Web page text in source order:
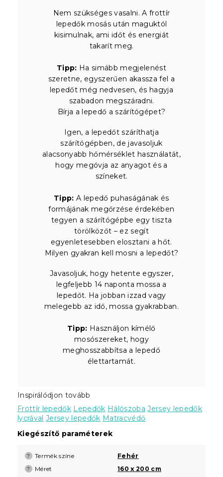
Nem szükséges vasalni. A frottír
lepedők mosás után maguktól
kisimulnak, ami időt és energiát
takarít meg.
Tipp: Ha simább megjelenést
szeretne, egyszerűen akassza fel a
lepedőt még nedvesen, és hagyja
szabadon megszáradni.
Bírja a lepedő a szárítógépet?
Igen, a lepedőt száríthatja
szárítógépben, de javasoljuk
alacsonyabb hőmérséklet használatát,
hogy megóvja az anyagot és a
színeket.
Tipp: A lepedő puhaságának és
formájának megőrzése érdekében
tegyen a szárítógépbe egy tiszta
törölközőt – ez segít
egyenletesebben elosztani a hőt.
Milyen gyakran kell mosni a lepedőt?
Javasoljuk, hogy hetente egyszer,
legfeljebb 14 naponta mossa a
lepedőt. Ha jobban izzad vagy
melegebb az idő, mossa gyakrabban.
Tipp: Használjon kímélő
mosószereket, hogy
meghosszabbítsa a lepedő
élettartamát.
Inspirálódjon tovább
Frottír lepedők Lepedők Hálószoba Jersey lepedők
lycrával Jersey lepedők Matracvédő
Kiegészítő paraméterek
? Termék színe Fehér
? Méret 160 x 200 cm